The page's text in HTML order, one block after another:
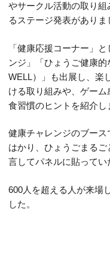
やサークル活動の取り
るステージ発表がありま
「健康応援コーナー」
ンジ」「ひょうご健康
WELL）」も出展し、楽
ける取り組みや、ゲー
食習慣のヒントを紹介し
健康チャレンジのブー
はかり、ひょうごまる
言してパネルに貼ってい
600人を超える人が来場
した。